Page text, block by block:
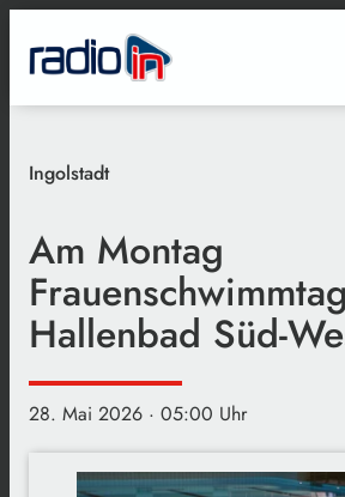
Ingolstadt
Am Montag
Hallenbad Süd-
28. Mai 2026 · 05:00 Uhr